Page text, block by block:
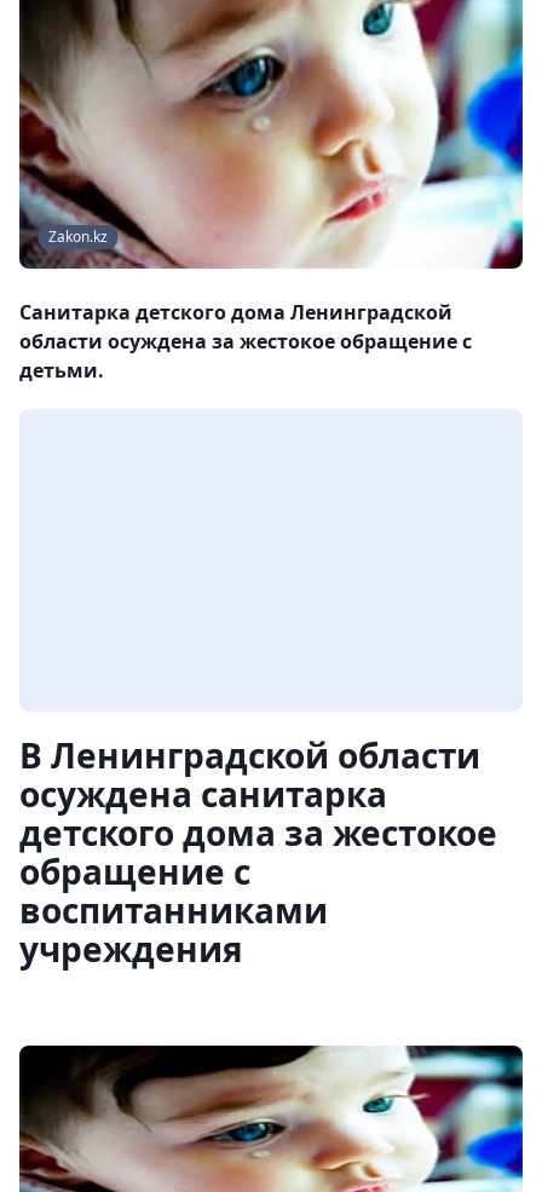
Zakon.kz
Санитарка детского дома Ленинградской
области осуждена за жестокое обращение с
детьми.
В Ленинградской области
осуждена санитарка
детского дома за жестокое
обращение с
воспитанниками
учреждения